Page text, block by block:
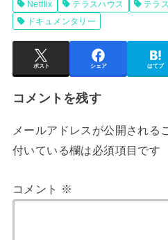
Netflix テラスハウス
テラ
ドキュメンタリー
ポスト シェア はてブ
コメントを残す
メールアドレスが公開される
付いている欄は必須項目です
コメント ※